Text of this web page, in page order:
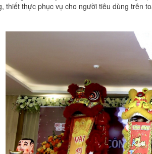
thiết thực phục vụ cho người tiêu dùng trên